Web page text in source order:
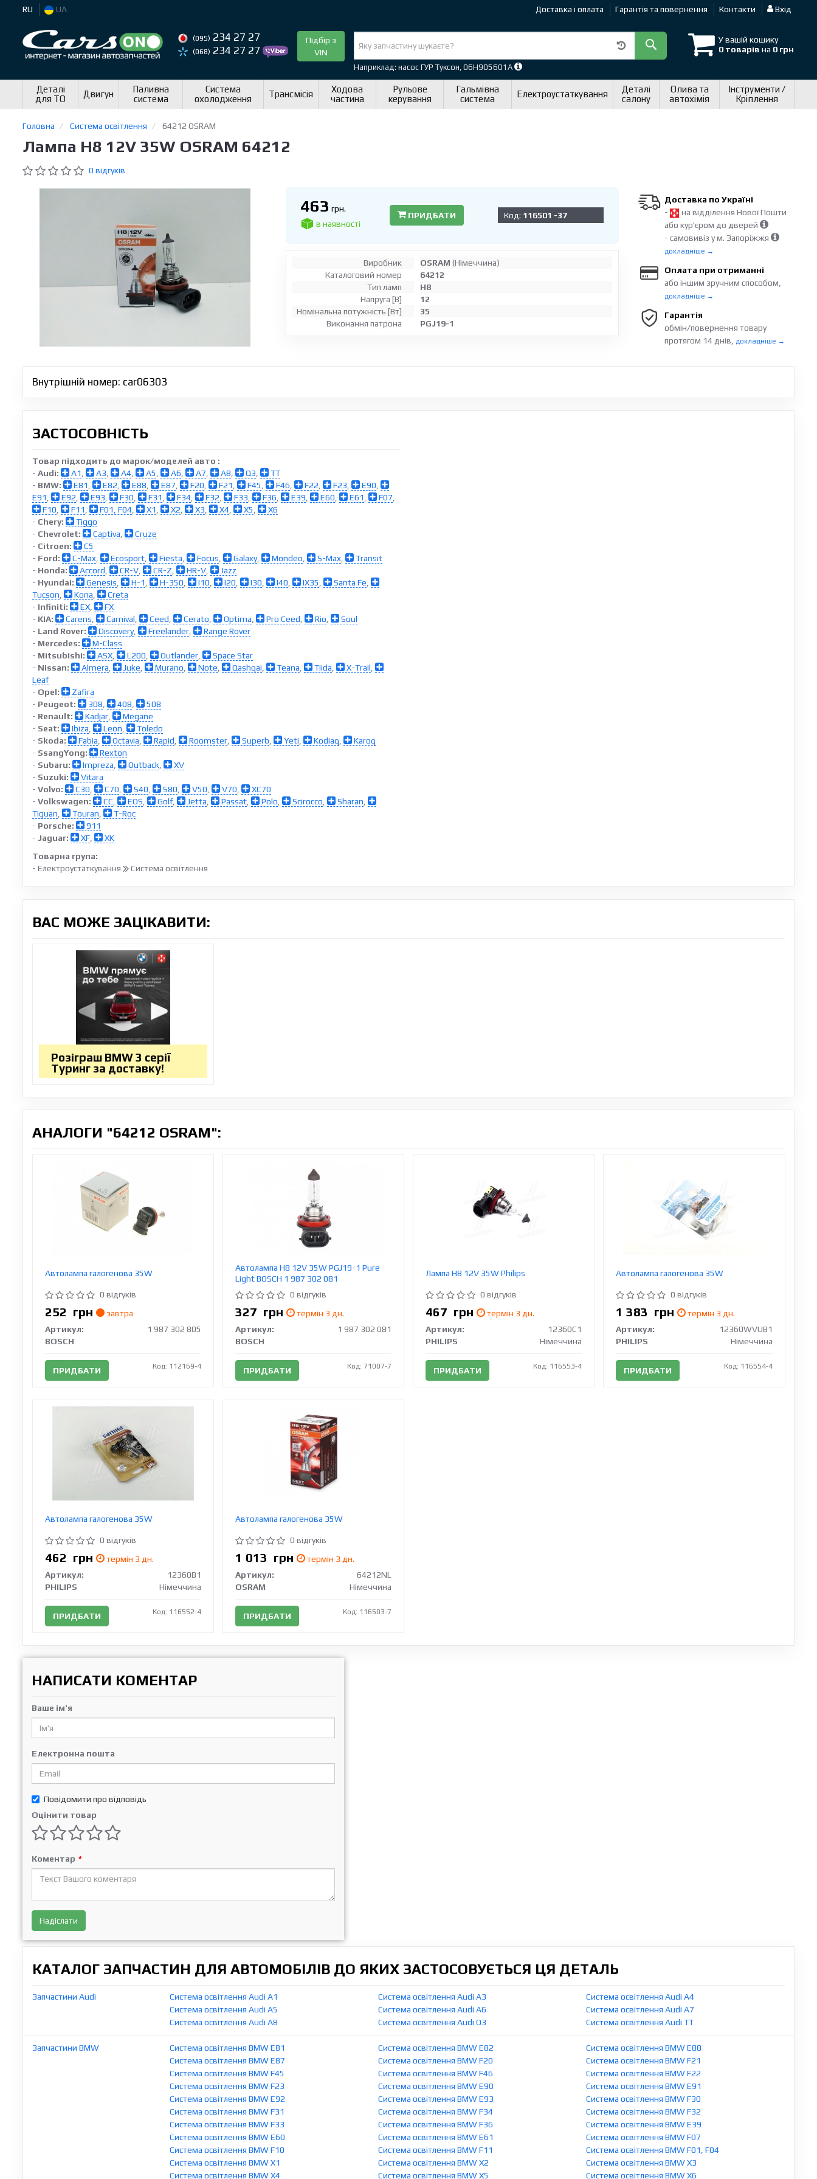
RU UA Доставка і оплата Гарантія та повернення Контакти Вхід
(095) 234 27 27
(068) 234 27 27
Підбір з
VIN
У вашій кошику
0 товарів на 0 грн
Наприклад: насос ГУР Туксон, 06H905601A
Деталі
для ТО
Двигун
Паливна
система
Система
охолодження
Трансмісія
Ходова
частина
Рульове
керування
Гальмівна
система
Електроустаткування
Деталі
салону
Олива та
автохімія
Інструменти /
Кріплення
Головна Система освітлення 64212 OSRAM
Лампа H8 12V 35W OSRAM 64212
0 відгуків
463 грн.
в наявності
ПРИДБАТИ Код: 116501 -37
Виробник OSRAM (Німеччина)
Каталоговий номер
64212
Тип ламп
H8
Напруга [В]
12
Номінальна потужність [Вт]
35
Виконання патрона
PGJ19-1
Доставка по Україні
-
на відділення Нової Пошти
або кур'єром до дверей
- самовивіз у м. Запоріжжя
докладніше →
Оплата при отриманні
або іншим зручним способом,
докладніше →
Гарантія
обмін/повернення товару
протягом 14 днів,
докладніше →
Внутрішній номер: car06303
ЗАСТОСОВНІСТЬ
Товар підходить до марок/моделей авто :
- Audi: A1 A3 A4 A5 A6 A7 A8 Q3
TT
- BMW: E81 E82 E88 E87 F20 F21 F45 F46 F22 F23 E90
E91
E92 E93 F30 F31 F34 F32 F33 F36 E39 E60 E61 F07
F10
F11 F01, F04 X1 X2 X3 X4 X5
X6
- Chery:
Tiggo
- Chevrolet: Captiva
Cruze
- Citroen:
C5
- Ford: C-Max Ecosport Fiesta Focus Galaxy, Mondeo S-Max
Transit
- Honda: Accord CR-V CR-Z HR-V
Jazz
- Hyundai: Genesis H-1 H-350 I10 I20 I30 I40 IX35 Santa Fe
Tucson
Kona
Creta
- Infiniti: EX
FX
- KIA: Carens Carnival Ceed Cerato Optima Pro Ceed Rio
Soul
- Land Rover: Discovery, Freelander
Range Rover
- Mercedes:
M-Class
- Mitsubishi: ASX L200 Outlander
Space Star
- Nissan: Almera Juke Murano Note Qashqai Teana Tiida X-Trail
Leaf
- Opel:
Zafira
- Peugeot: 308 408
508
- Renault: Kadjar
Megane
- Seat: Ibiza Leon
Toledo
- Skoda: Fabia Octavia Rapid Roomster Superb Yeti Kodiaq
Karoq
- SsangYong:
Rexton
- Subaru: Impreza Outback
XV
- Suzuki:
Vitara
- Volvo: C30 C70 S40 S80 V50 V70
XC70
- Volkswagen: CC EOS Golf, Jetta Passat Polo Scirocco Sharan
Tiguan
Touran
T-Roc
- Porsche:
911
- Jaguar: XF
XK
Товарна група:
- Електроустаткування
Система освітлення
ВАС МОЖЕ ЗАЦІКАВИТИ:
Розіграш BMW 3 серії
Туринг за доставку!
АНАЛОГИ "64212 OSRAM":
Автолампа галогенова 35W
0 відгуків
252 грн
завтра
Артикул:
1 987 302 805
BOSCH
ПРИДБАТИ Код: 112169-4
Автолампа H8 12V 35W PGJ19-1 Pure
Light BOSCH 1 987 302 081
0 відгуків
327 грн
термін 3 дн.
Артикул:
1 987 302 081
BOSCH
ПРИДБАТИ Код: 71007-7
Лампа Н8 12V 35W Philips
0 відгуків
467 грн
термін 3 дн.
Артикул:
12360C1
PHILIPS
Німеччина
ПРИДБАТИ Код: 116553-4
Автолампа галогенова 35W
0 відгуків
1 383 грн
термін 3 дн.
Артикул:
12360WVUB1
PHILIPS
Німеччина
ПРИДБАТИ Код: 116554-4
Автолампа галогенова 35W
0 відгуків
462 грн
термін 3 дн.
Артикул:
12360B1
PHILIPS
Німеччина
ПРИДБАТИ Код: 116552-4
Автолампа галогенова 35W
0 відгуків
1 013 грн
термін 3 дн.
Артикул:
64212NL
OSRAM
Німеччина
ПРИДБАТИ Код: 116503-7
НАПИСАТИ КОМЕНТАР
Ваше ім'я
Електронна пошта
Повідомити про відповідь
Оцінити товар
Коментар *
Надіслати
КАТАЛОГ ЗАПЧАСТИН ДЛЯ АВТОМОБІЛІВ ДО ЯКИХ ЗАСТОСОВУЄТЬСЯ ЦЯ ДЕТАЛЬ
Запчастини Audi Система освітлення Audi A1 Система освітлення Audi A3
Система освітлення Audi A4
Система освітлення Audi A5
Система освітлення Audi A6
Система освітлення Audi A7
Система освітлення Audi A8
Система освітлення Audi Q3 Система освітлення Audi TT
Запчастини BMW Система освітлення BMW E81 Система освітлення BMW E82
Система освітлення BMW E88
Система освітлення BMW E87
Система освітлення BMW F20
Система освітлення BMW F21
Система освітлення BMW F45
Система освітлення BMW F46
Система освітлення BMW F22
Система освітлення BMW F23
Система освітлення BMW E90
Система освітлення BMW E91
Система освітлення BMW E92
Система освітлення BMW E93
Система освітлення BMW F30
Система освітлення BMW F31
Система освітлення BMW F34
Система освітлення BMW F32
Система освітлення BMW F33
Система освітлення BMW F36
Система освітлення BMW E39
Система освітлення BMW E60
Система освітлення BMW E61
Система освітлення BMW F07
Система освітлення BMW F10
Система освітлення BMW F11
Система освітлення BMW F01, F04
Система освітлення BMW X1
Система освітлення BMW X2
Система освітлення BMW X3
Система освітлення BMW X4
Система освітлення BMW X5 Система освітлення BMW X6